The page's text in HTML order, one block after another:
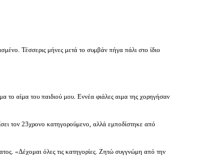
Τέσσερις μήνες μετά το συμβάν πήγα πάλι στο ίδιο
το αίμα του παιδιού μου. Εννέα φιάλες αιμα της χορηγήσαν
τον 23χρονο κατηγορούμενο, αλλά εμποδίστηκε από
«Δέχομαι όλες τις κατηγορίες. Ζητώ συγγνώμη από την